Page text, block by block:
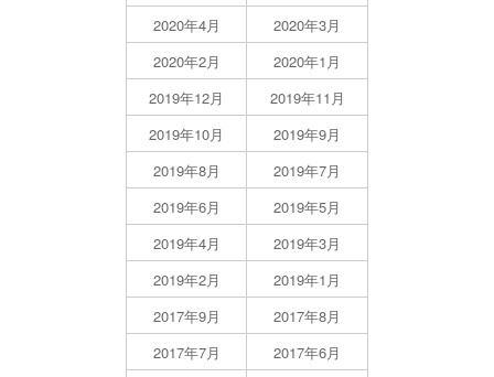
2020年4月
2020年3月
2020年2月
2020年1月
2019年12月
2019年11月
2019年10月
2019年9月
2019年8月
2019年7月
2019年6月
2019年5月
2019年4月
2019年3月
2019年2月
2019年1月
2017年9月
2017年8月
2017年7月
2017年6月